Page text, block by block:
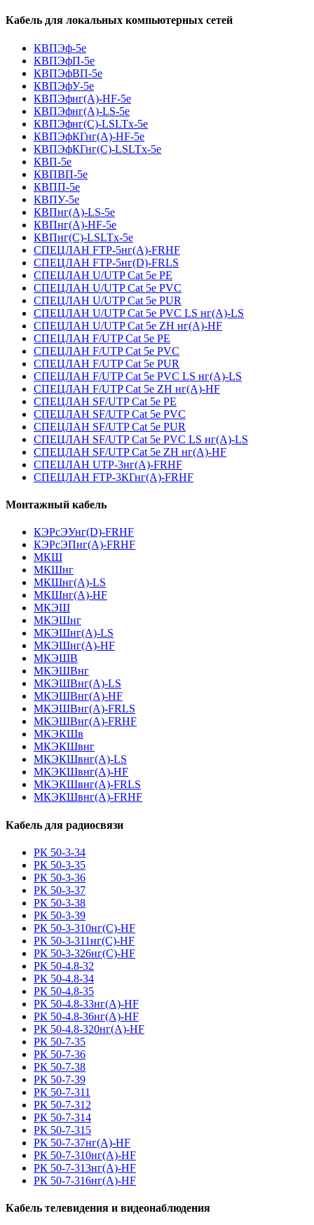
Кабель для локальных компьютерных сетей
КВПЭф-5е
КВПЭфП-5е
КВПЭфВП-5е
КВПЭфУ-5е
КВПЭфнг(А)-HF-5е
КВПЭфнг(А)-LS-5е
КВПЭфнг(С)-LSLTx-5е
КВПЭфКГнг(А)-HF-5е
КВПЭфКГнг(С)-LSLTx-5е
КВП-5е
КВПВП-5е
КВПП-5е
КВПУ-5е
КВПнг(А)-LS-5е
КВПнг(А)-HF-5е
КВПнг(С)-LSLTx-5е
СПЕЦЛАН FTP-5нг(А)-FRHF
СПЕЦЛАН FTP-5нг(D)-FRLS
СПЕЦЛАН U/UTP Cat 5e PE
СПЕЦЛАН U/UTP Cat 5e PVC
СПЕЦЛАН U/UTP Cat 5e PUR
СПЕЦЛАН U/UTP Cat 5e PVC LS нг(А)-LS
СПЕЦЛАН U/UTP Cat 5e ZH нг(А)-HF
СПЕЦЛАН F/UTP Cat 5e PE
СПЕЦЛАН F/UTP Cat 5e PVC
СПЕЦЛАН F/UTP Cat 5e PUR
СПЕЦЛАН F/UTP Cat 5e PVC LS нг(А)-LS
СПЕЦЛАН F/UTP Cat 5e ZH нг(А)-HF
СПЕЦЛАН SF/UTP Cat 5e PE
СПЕЦЛАН SF/UTP Cat 5e PVC
СПЕЦЛАН SF/UTP Cat 5e PUR
СПЕЦЛАН SF/UTP Cat 5e PVC LS нг(А)-LS
СПЕЦЛАН SF/UTP Cat 5e ZH нг(А)-HF
СПЕЦЛАН UTP-3нг(А)-FRHF
СПЕЦЛАН FTP-3КГнг(А)-FRHF
Монтажный кабель
КЭРсЭУнг(D)-FRHF
КЭРсЭПнг(А)-FRHF
МКШ
МКШнг
МКШнг(А)-LS
МКШнг(А)-HF
МКЭШ
МКЭШнг
МКЭШнг(А)-LS
МКЭШнг(А)-HF
МКЭШВ
МКЭШВнг
МКЭШВнг(А)-LS
МКЭШВнг(А)-HF
МКЭШВнг(А)-FRLS
МКЭШВнг(А)-FRHF
МКЭКШв
МКЭКШвнг
МКЭКШвнг(А)-LS
МКЭКШвнг(A)-HF
МКЭКШвнг(А)-FRLS
МКЭКШвнг(A)-FRHF
Кабель для радиосвязи
РК 50-3-34
РК 50-3-35
РК 50-3-36
РК 50-3-37
РК 50-3-38
РК 50-3-39
РК 50-3-310нг(С)-HF
РК 50-3-311нг(С)-HF
РК 50-3-326нг(С)-HF
РК 50-4.8-32
РК 50-4.8-34
РК 50-4.8-35
РК 50-4.8-33нг(A)-HF
РК 50-4.8-36нг(A)-HF
РК 50-4.8-320нг(A)-HF
РК 50-7-35
РК 50-7-36
РК 50-7-38
РК 50-7-39
РК 50-7-311
РК 50-7-312
РК 50-7-314
РК 50-7-315
РК 50-7-37нг(A)-HF
РК 50-7-310нг(A)-HF
РК 50-7-313нг(A)-HF
РК 50-7-316нг(A)-HF
Кабель телевидения и видеонаблюдения